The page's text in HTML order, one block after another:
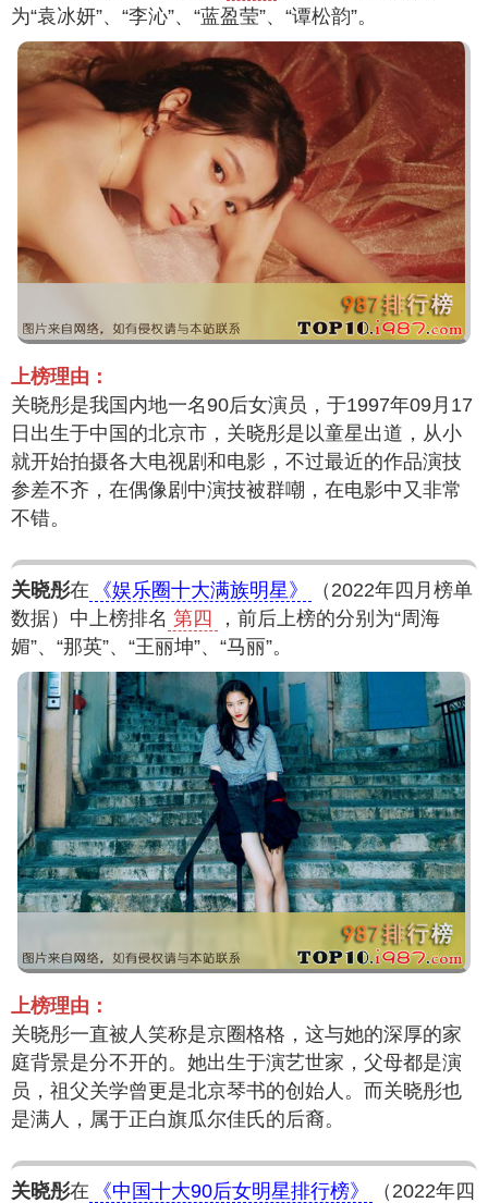
为“袁冰妍”、“李沁”、“蓝盈莹”、“谭松韵”。
上榜理由：
关晓彤是我国内地一名90后女演员，于1997年09月17
日出生于中国的北京市，关晓彤是以童星出道，从小
就开始拍摄各大电视剧和电影，不过最近的作品演技
参差不齐，在偶像剧中演技被群嘲，在电影中又非常
不错。
关晓彤在 《娱乐圈十大满族明星》
（2022年四月榜单
数据）中上榜排名 第四
，前后上榜的分别为“周海
媚”、“那英”、“王丽坤”、“马丽”。
上榜理由：
关晓彤一直被人笑称是京圈格格，这与她的深厚的家
庭背景是分不开的。她出生于演艺世家，父母都是演
员，祖父关学曾更是北京琴书的创始人。而关晓彤也
是满人，属于正白旗瓜尔佳氏的后裔。
关晓彤在 《中国十大90后女明星排行榜》
（2022年四